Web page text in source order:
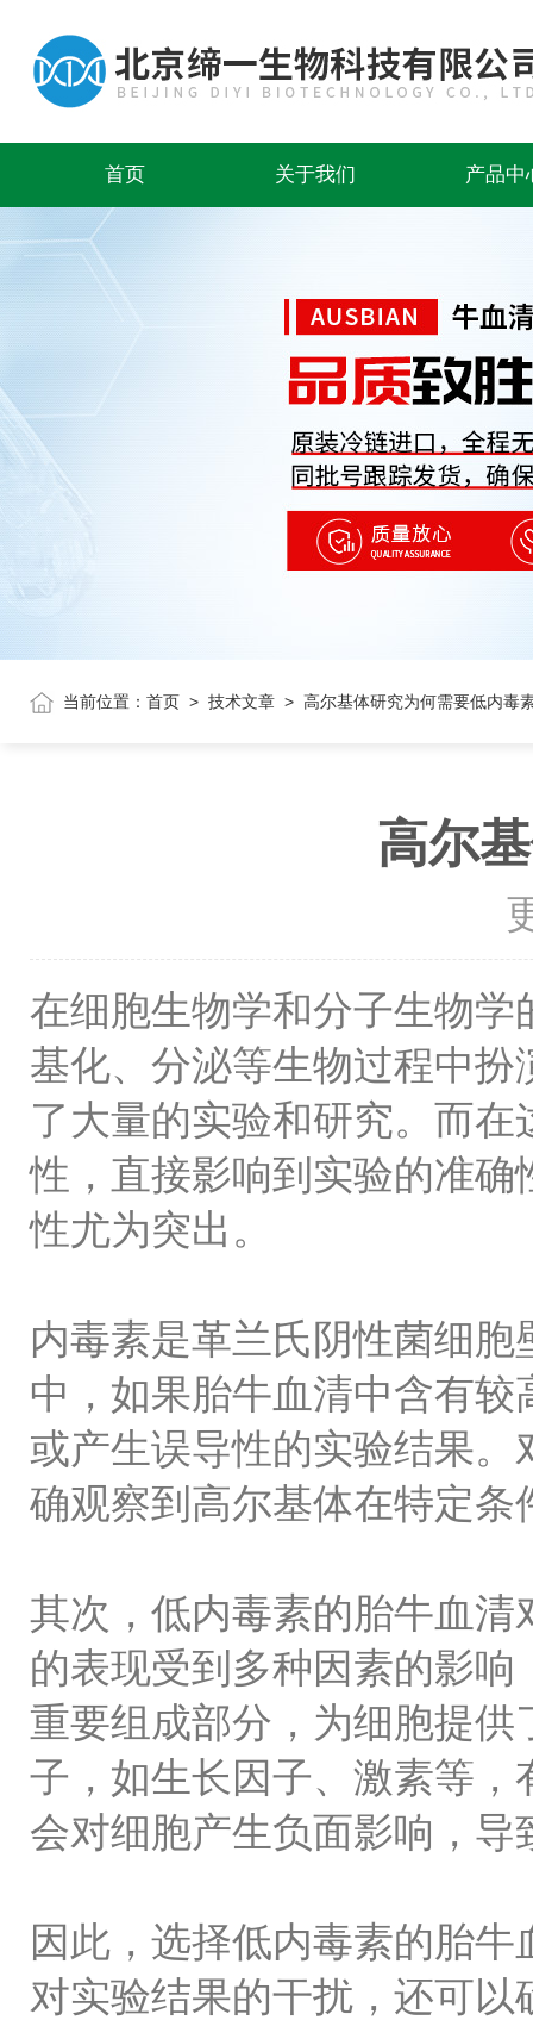
首页 关于我们 产品中
当前位置： 首页 > 技术文章 > 高尔基体研究为何需要低内毒
高尔
在细胞生物学和分子生物
基化、分泌等生物过程中
了大量的实验和研究。而
性，直接影响到实验的准
性尤为突出。
内毒素是革兰氏阴性菌细
中，如果胎牛血清中含有
或产生误导性的实验结果
确观察到高尔基体在特定条
其次，低内毒素的胎牛血
的表现受到多种因素的影
重要组成部分，为细胞提
子，如生长因子、激素等
会对细胞产生负面影响，
因此，选择低内毒素的胎
对实验结果的干扰，还可